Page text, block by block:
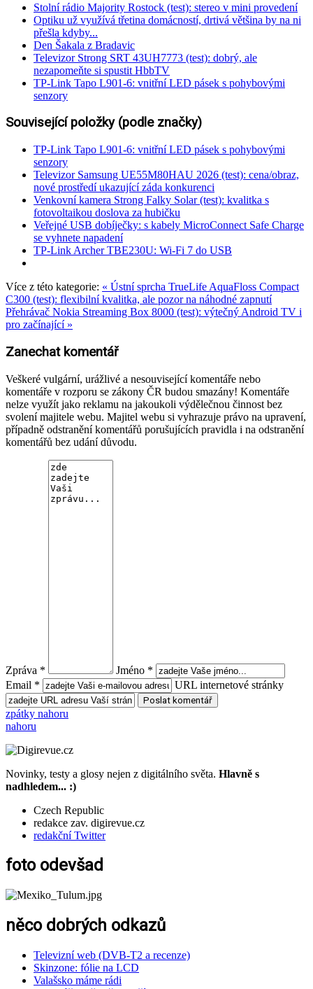
Stolní rádio Majority Rostock (test): stereo v mini provedení
Optiku už využívá třetina domácností, drtivá většina by na ni
přešla kdyby...
Den Šakala z Bradavic
Televizor Strong SRT 43UH7773 (test): dobrý, ale
nezapomeňte si spustit HbbTV
TP-Link Tapo L901-6: vnitřní LED pásek s pohybovými
senzory
Související položky (podle značky)
TP-Link Tapo L901-6: vnitřní LED pásek s pohybovými
senzory
Televizor Samsung UE55M80HAU 2026 (test): cena/obraz,
nové prostředí ukazující záda konkurenci
Venkovní kamera Strong Falky Solar (test): kvalitka s
fotovoltaikou doslova za hubičku
Veřejné USB dobíječky: s kabely MicroConnect Safe Charge
se vyhnete napadení
TP-Link Archer TBE230U: Wi-Fi 7 do USB
Více z této kategorie: « Ústní sprcha TrueLife AquaFloss Compact
C300 (test): flexibilní kvalitka, ale pozor na náhodné zapnutí
Přehrávač Nokia Streaming Box 8000 (test): výtečný Android TV i
pro začínající »
Zanechat komentář
Veškeré vulgární, urážlivé a nesouvisející komentáře nebo
komentáře v rozporu se zákony ČR budou smazány! Komentáře
nelze využít jako reklamu na jakoukoli výdělečnou činnost bez
svolení majitele webu. Majitel webu si vyhrazuje právo na upravení,
případně odstranění komentářů porušujících pravidla i na odstranění
komentářů bez udání důvodu.
Zpráva *
Jméno *
Email *
URL internetové stránky
zpátky nahoru
nahoru
Novinky, testy a glosy nejen z digitálního světa. Hlavně s
nadhledem... :)
Czech Republic
redakce zav. digirevue.cz
redakční Twitter
foto odevšad
něco dobrých odkazů
Televizní web (DVB-T2 a recenze)
Skinzone: fólie na LCD
Valašsko máme rádi